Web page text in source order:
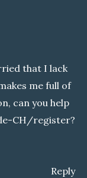
that I lack
me full of
can you help
CH/register?
Reply